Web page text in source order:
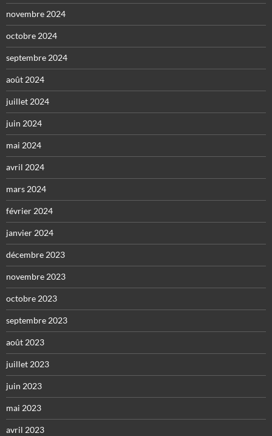
novembre 2024
octobre 2024
septembre 2024
août 2024
juillet 2024
juin 2024
mai 2024
avril 2024
mars 2024
février 2024
janvier 2024
décembre 2023
novembre 2023
octobre 2023
septembre 2023
août 2023
juillet 2023
juin 2023
mai 2023
avril 2023